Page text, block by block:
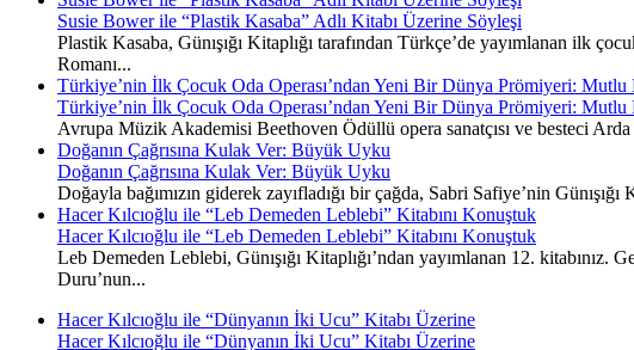
Susie Bower ile “Plastik Kasaba” Adlı Kitabı Üzerine Söyleşi
Plastik Kasaba, Günışığı Kitaplığı tarafından Türkçe’de yayımlanan ilk
Romanı...
Türkiye’nin İlk Çocuk Oda Operası’ndan Yeni Bir Dünya Prömiyeri: Mutlu
Türkiye’nin İlk Çocuk Oda Operası’ndan Yeni Bir Dünya Prömiyeri: Mutlu
Avrupa Müzik Akademisi Beethoven Ödüllü opera sanatçısı ve besteci
Doğanın Çağrısına Kulak Ver: Büyük Uyku
Doğanın Çağrısına Kulak Ver: Büyük Uyku
Doğayla bağımızın giderek zayıfladığı bir çağda, Sabri Safiye’nin
Hacer Kılcıoğlu ile “Leb Demeden Leblebi” Kitabını Konuştuk
Hacer Kılcıoğlu ile “Leb Demeden Leblebi” Kitabını Konuştuk
Leb Demeden Leblebi, Günışığı Kitaplığı’ndan yayımlanan 12. kitabınız.
Duru’nun...
Hacer Kılcıoğlu ile “Dünyanın İki Ucu” Kitabı Üzerine
Hacer Kılcıoğlu ile “Dünyanın İki Ucu” Kitabı Üzerine